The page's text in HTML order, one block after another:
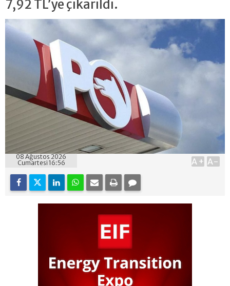
7,92 TL’ye çıkarıldı.
08 Ağustos 2026
Cumartesi 16:56
A+ A-